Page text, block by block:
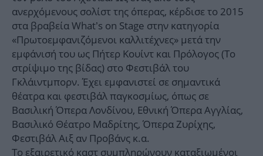
ανερχόμενους σολίστ της όπερας, κέρδισε το 2015
στα βραβεία What’s on Stage στην κατηγορία
«Πρωτοεμφανιζόμενοι καλλιτέχνες» μετά την
εμφάνισή του ως Πήτερ Κουίντ και Πρόλογος (Το
στρίψιμο της βίδας) στο Φεστιβάλ του
Γκλάιντμπορν. Έχει εμφανιστεί σε σημαντικά
θέατρα και φεστιβάλ παγκοσμίως, όπως σε
Βασιλική Όπερα Λονδίνου, Εθνική Όπερα Αγγλίας,
Βασιλικό Θέατρο Μαδρίτης, Όπερα Ζυρίχης,
Φεστιβάλ Αιξ αν Προβάνς κ.α.
Το εξαιρετικό καστ συμπληρώνουν καταξιωμένοι